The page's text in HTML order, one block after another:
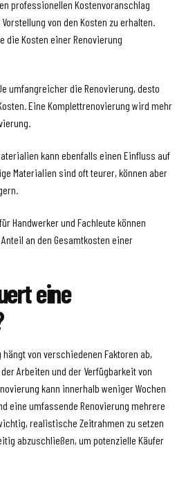
professionellen Kostenvoranschlag
von den Kosten zu erhalten.
die Kosten einer Renovierung
umfangreicher die Renovierung, desto
Eine Komplettrenovierung wird mehr
kann ebenfalls einen Einfluss auf
Materialien sind oft teurer, können aber
Handwerker und Fachleute können
an den Gesamtkosten einer
eine
von verschiedenen Faktoren ab,
Arbeiten und der Verfügbarkeit von
kann innerhalb weniger Wochen
eine umfassende Renovierung mehrere
realistische Zeitrahmen zu setzen
abzuschließen, um potenzielle Käufer